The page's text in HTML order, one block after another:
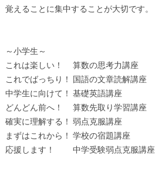
覚えることに集中することが大切です。
～小学生～
これは楽しい！ 算数の思考力講座
これでばっちり！ 国語の文章読解講座
中学生に向けて！ 基礎英語講座
どんどん前へ！ 算数先取り学習講座
確実に理解する！ 弱点克服講座
まずはこれから！ 学校の宿題講座
応援します！ 中学受験弱点克服講座